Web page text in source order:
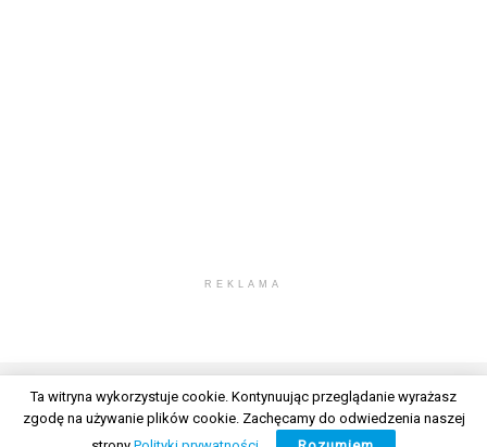
REKLAMA
© 2026 Wszelkie prawa zastrzeżone. Radio Lublin S.A. w likwidacji
Ta witryna wykorzystuje cookie. Kontynuując przeglądanie wyrażasz
zgodę na używanie plików cookie. Zachęcamy do odwiedzenia naszej